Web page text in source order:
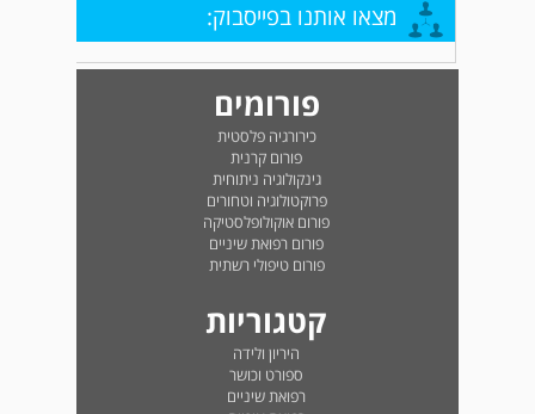
מצאו אותנו בפייסבוק:
פורומים
כירורגיה פלסטית
פורום קרנית
גינקולוגיה ניתוחית
פרוקטולוגיה וטחורים
פורום אוקולופלסטיקה
פורום רפואת שיניים
פורום טיפולי רשתית
קטגוריות
היריון ולידה
ספורט וכושר
רפואת שיניים